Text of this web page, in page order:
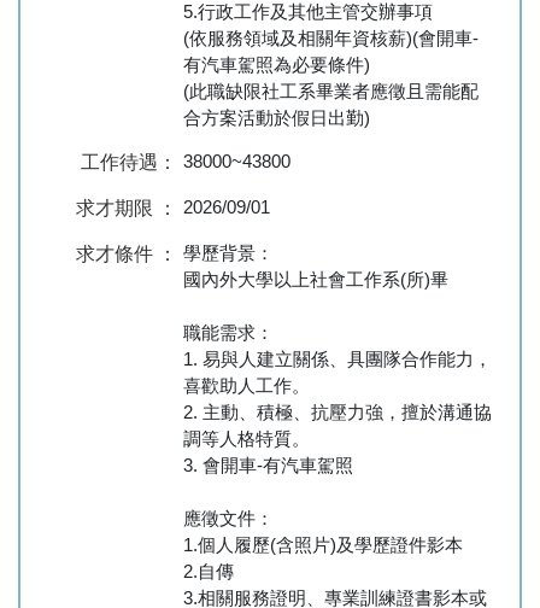
5.行政工作及其他主管交辦事項
(依服務領域及相關年資核薪)(會開車-
有汽車駕照為必要條件)
(此職缺限社工系畢業者應徵且需能配
合方案活動於假日出勤)
工作待遇： 38000~43800
求才期限 ： 2026/09/01
求才條件 ：
學歷背景：
國內外大學以上社會工作系(所)畢
職能需求：
1. 易與人建立關係、具團隊合作能力，
喜歡助人工作。
2. 主動、積極、抗壓力強，擅於溝通協
調等人格特質。
3. 會開車-有汽車駕照
應徵文件：
1.個人履歷(含照片)及學歷證件影本
2.自傳
3.相關服務證明、專業訓練證書影本或